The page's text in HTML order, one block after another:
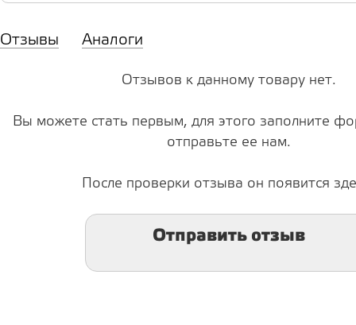
Отзывы Аналоги
Отзывов к данному товару нет.
Вы можете стать первым, для этого заполните
отправьте ее нам.
После проверки отзыва он появится
Отправить отзыв